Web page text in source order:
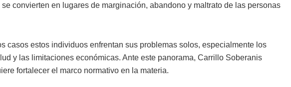
convierten en lugares de marginación, abandono y maltrato de las personas
casos estos individuos enfrentan sus problemas solos, especialmente los
y las limitaciones económicas. Ante este panorama, Carrillo Soberanis
fortalecer el marco normativo en la materia.